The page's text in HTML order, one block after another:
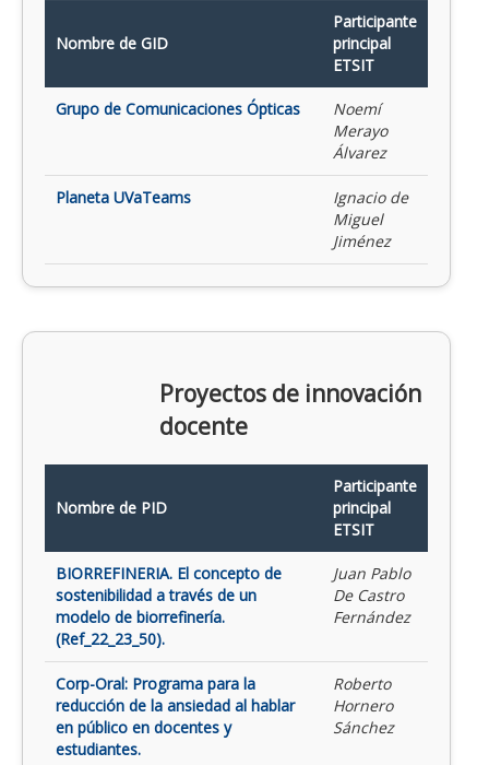
Nombre de GID
Participante
principal
ETSIT
Grupo de Comunicaciones Ópticas
Noemí
Merayo
Álvarez
Planeta UVaTeams
Ignacio de
Miguel
Jiménez
Proyectos de innovación
docente
Nombre de PID
Participante
principal
ETSIT
BIORREFINERIA. El concepto de
sostenibilidad a través de un
modelo de biorrefinería.
(Ref_22_23_50).
Juan Pablo
De Castro
Fernández
Corp-Oral: Programa para la
reducción de la ansiedad al hablar
en público en docentes y
estudiantes.
Roberto
Hornero
Sánchez